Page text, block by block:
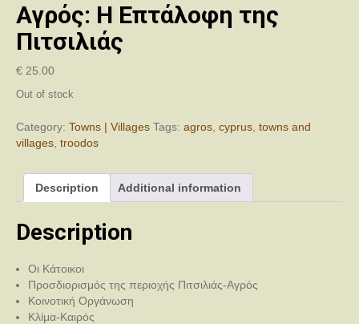
Αγρός: Η Επτάλοφη της
Πιτσιλιάς
€ 25.00
Out of stock
Category: Towns | Villages Tags: agros cyprus towns and
villages troodos
Description Additional information
Description
Οι Κάτοικοι
Προσδιορισμός της περιοχής Πιτσιλιάς-Αγρός
Κοινοτική Οργάνωση
Κλίμα-Καιρός